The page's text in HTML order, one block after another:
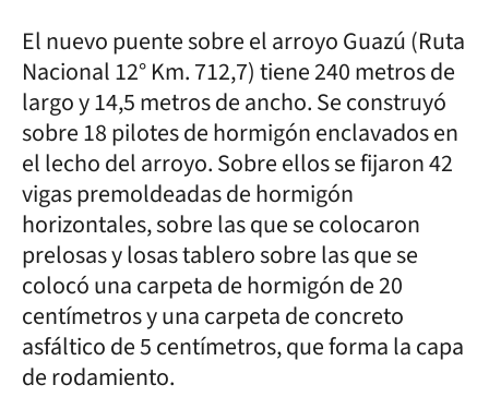
El nuevo puente sobre el arroyo Guazú (Ruta
Nacional 12° Km. 712,7) tiene 240 metros de
largo y 14,5 metros de ancho. Se construyó
sobre 18 pilotes de hormigón enclavados en
el lecho del arroyo. Sobre ellos se fijaron 42
vigas premoldeadas de hormigón
horizontales, sobre las que se colocaron
prelosas y losas tablero sobre las que se
colocó una carpeta de hormigón de 20
centímetros y una carpeta de concreto
asfáltico de 5 centímetros, que forma la capa
de rodamiento.